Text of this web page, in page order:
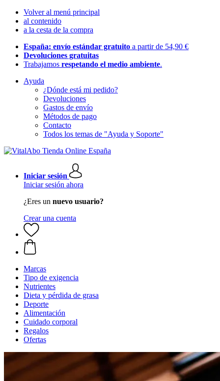
Volver al menú principal
al contenido
a la cesta de la compra
España: envío estándar gratuito a partir de 54,90 €
Devoluciones gratuitas
Trabajamos respetando el medio ambiente.
Ayuda
¿Dónde está mi pedido?
Devoluciones
Gastos de envío
Métodos de pago
Contacto
Todos los temas de "Ayuda y Soporte"
Iniciar sesión
Iniciar sesión ahora
¿Eres un nuevo usuario?
Crear una cuenta
Marcas
Tipo de exigencia
Nutrientes
Dieta y pérdida de grasa
Deporte
Alimentación
Cuidado corporal
Regalos
Ofertas